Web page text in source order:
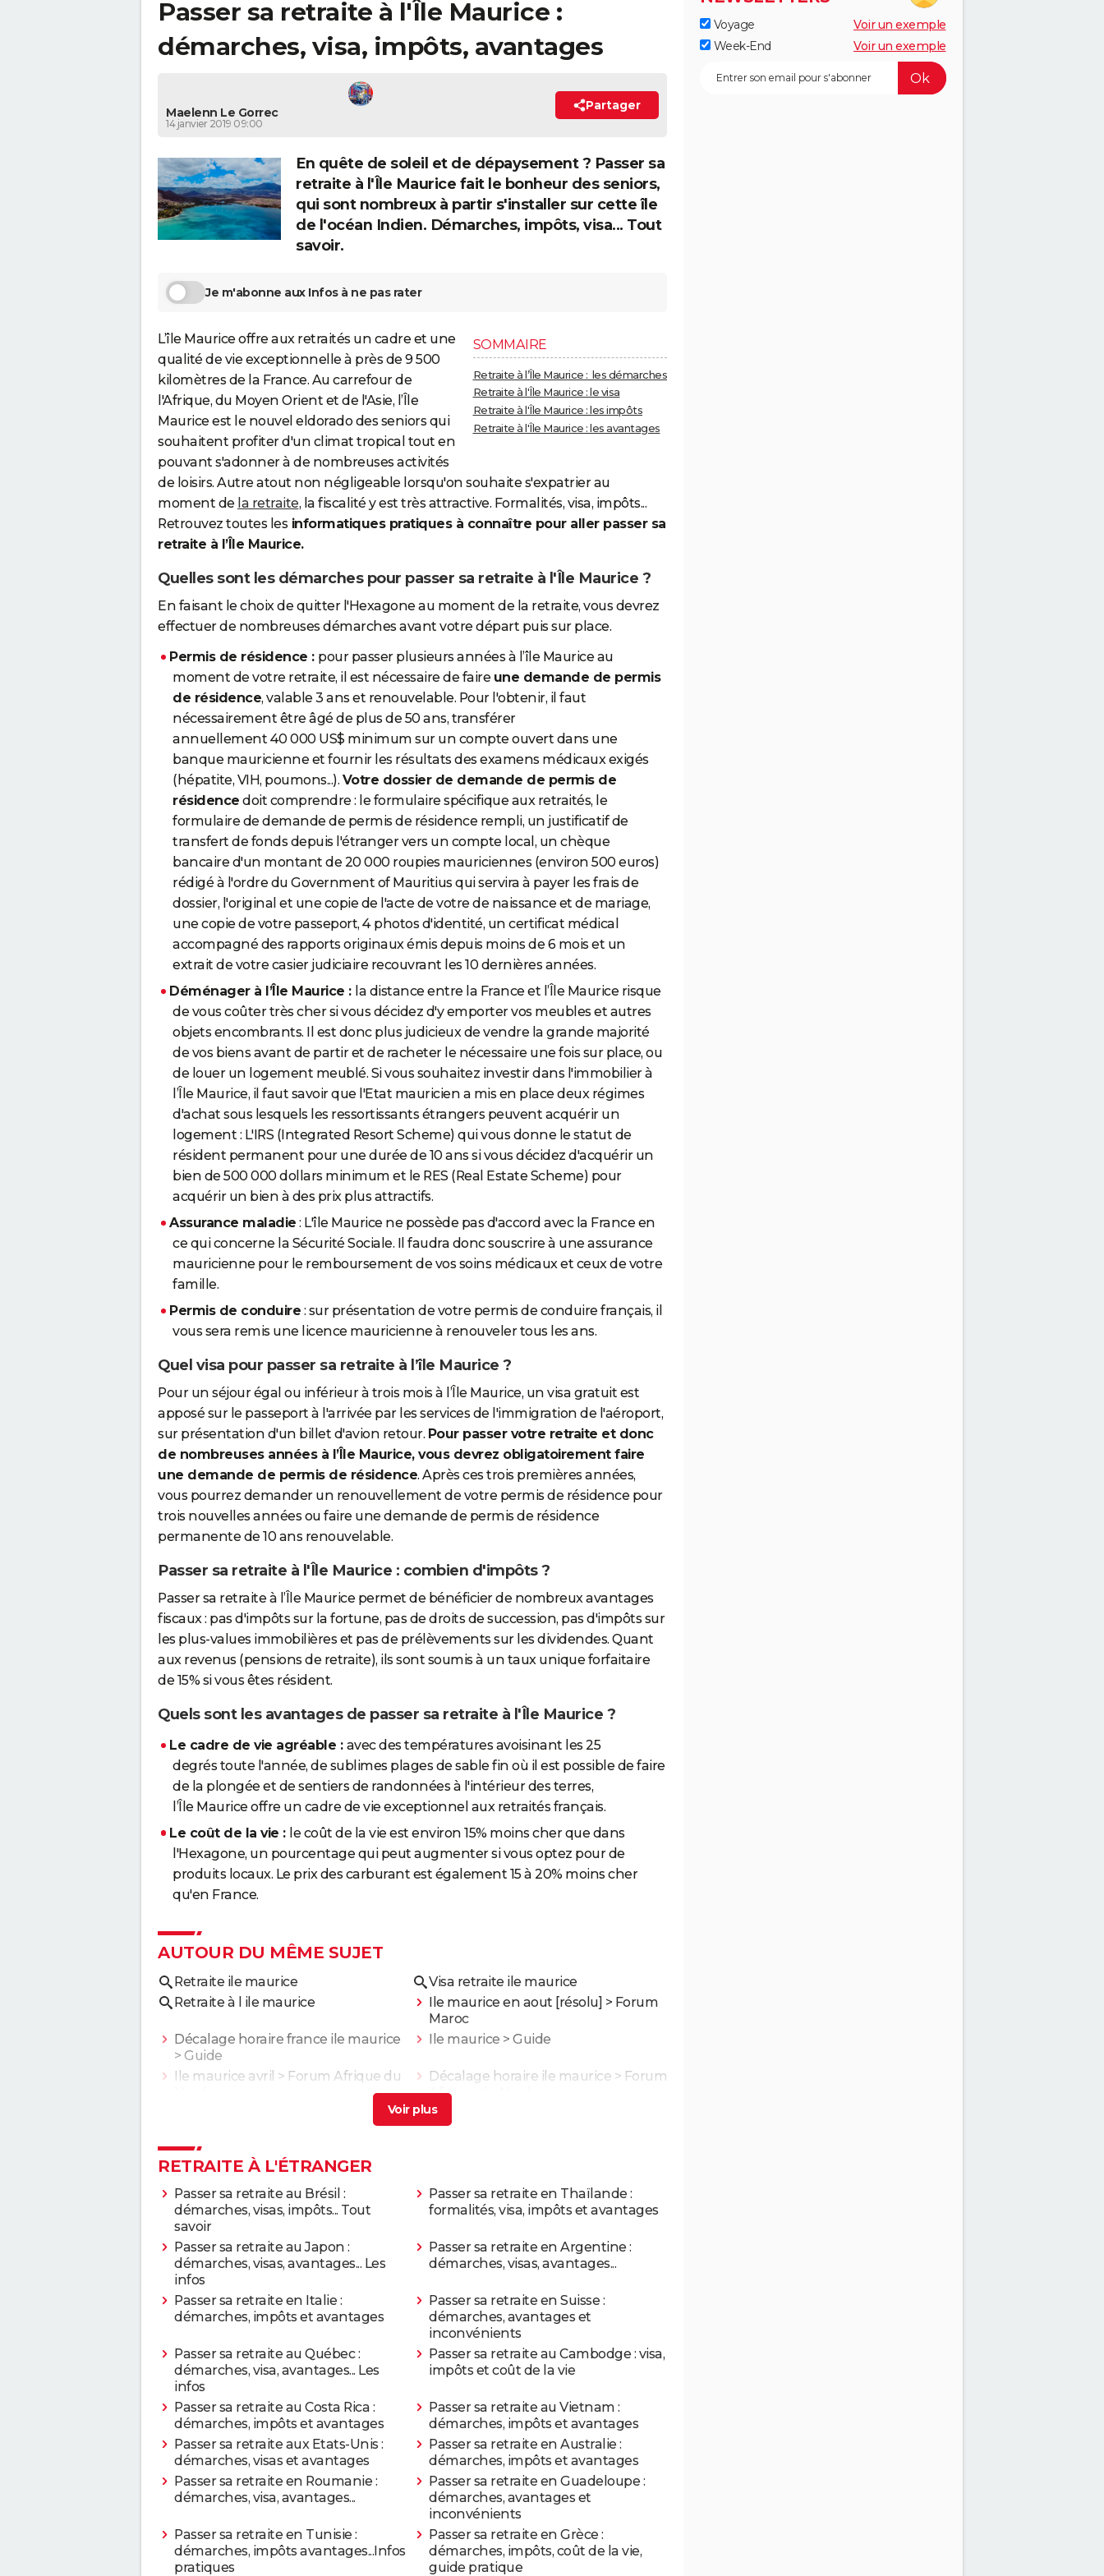
Passer sa retraite à l'Île Maurice :
démarches, visa, impôts, avantages
Maelenn Le Gorrec
14 janvier 2019 09:00
Partager
En quête de soleil et de dépaysement ? Passer sa
retraite à l'Île Maurice fait le bonheur des seniors,
qui sont nombreux à partir s'installer sur cette île
de l'océan Indien. Démarches, impôts, visa... Tout
savoir.
Je m'abonne aux Infos à ne pas rater
SOMMAIRE
Retraite à l’Île Maurice : les démarches
Retraite à l'Île Maurice : le visa
Retraite à l'Île Maurice : les impôts
Retraite à l'Île Maurice : les avantages
L’île Maurice offre aux retraités un cadre et une
qualité de vie exceptionnelle à près de 9 500
kilomètres de la France. Au carrefour de
l'Afrique, du Moyen Orient et de l'Asie, l’Île
Maurice est le nouvel eldorado des seniors qui
souhaitent profiter d'un climat tropical tout en
pouvant s'adonner à de nombreuses activités
de loisirs. Autre atout non négligeable lorsqu'on souhaite s'expatrier au
moment de la retraite, la fiscalité y est très attractive. Formalités, visa, impôts...
Retrouvez toutes lesinformatiques pratiques à connaître pour aller passer sa
retraite à l’Île Maurice.
Quelles sont les démarches pour passer sa retraite à l'Île Maurice ?
En faisant le choix de quitter l'Hexagone au moment de la retraite, vous devrez
effectuer de nombreuses démarches avant votre départ puis sur place.
Permis de résidence : pour passer plusieurs années à l’île Maurice au
moment de votre retraite, il est nécessaire de faire une demande de permis
de résidence, valable 3 ans et renouvelable. Pour l'obtenir, il faut
nécessairement être âgé de plus de 50 ans, transférer
annuellement 40 000 US$ minimum sur un compte ouvert dans une
banque mauricienne et fournir les résultats des examens médicaux exigés
(hépatite, VIH, poumons...). Votre dossier de demande de permis de
résidence doit comprendre : le formulaire spécifique aux retraités, le
formulaire de demande de permis de résidence rempli, un justificatif de
transfert de fonds depuis l'étranger vers un compte local, un chèque
bancaire d'un montant de 20 000 roupies mauriciennes (environ 500 euros)
rédigé à l'ordre du Government of Mauritius qui servira à payer les frais de
dossier, l'original et une copie de l'acte de votre de naissance et de mariage,
une copie de votre passeport, 4 photos d'identité, un certificat médical
accompagné des rapports originaux émis depuis moins de 6 mois et un
extrait de votre casier judiciaire recouvrant les 10 dernières années.
Déménager à l’Île Maurice : la distance entre la France et l’Île Maurice risque
de vous coûter très cher si vous décidez d'y emporter vos meubles et autres
objets encombrants. Il est donc plus judicieux de vendre la grande majorité
de vos biens avant de partir et de racheter le nécessaire une fois sur place, ou
de louer un logement meublé. Si vous souhaitez investir dans l'immobilier à
l’Île Maurice, il faut savoir que l'Etat mauricien a mis en place deux régimes
d'achat sous lesquels les ressortissants étrangers peuvent acquérir un
logement : L'IRS (Integrated Resort Scheme) qui vous donne le statut de
résident permanent pour une durée de 10 ans si vous décidez d'acquérir un
bien de 500 000 dollars minimum et le RES (Real Estate Scheme) pour
acquérir un bien à des prix plus attractifs.
Assurance maladie : L'île Maurice ne possède pas d'accord avec la France en
ce qui concerne la Sécurité Sociale. Il faudra donc souscrire à une assurance
mauricienne pour le remboursement de vos soins médicaux et ceux de votre
famille.
Permis de conduire : sur présentation de votre permis de conduire français, il
vous sera remis une licence mauricienne à renouveler tous les ans.
Quel visa pour passer sa retraite à l’île Maurice ?
Pour un séjour égal ou inférieur à trois mois à l’Île Maurice, un visa gratuit est
apposé sur le passeport à l'arrivée par les services de l'immigration de l'aéroport,
sur présentation d'un billet d'avion retour. Pour passer votre retraite et donc
de nombreuses années à l’Île Maurice, vous devrez obligatoirement faire
une demande de permis de résidence. Après ces trois premières années,
vous pourrez demander un renouvellement de votre permis de résidence pour
trois nouvelles années ou faire une demande de permis de résidence
permanente de 10 ans renouvelable.
Passer sa retraite à l'Île Maurice : combien d'impôts ?
Passer sa retraite à l’Île Maurice permet de bénéficier de nombreux avantages
fiscaux : pas d'impôts sur la fortune, pas de droits de succession, pas d'impôts sur
les plus-values immobilières et pas de prélèvements sur les dividendes. Quant
aux revenus (pensions de retraite), ils sont soumis à un taux unique forfaitaire
de 15% si vous êtes résident.
Quels sont les avantages de passer sa retraite à l'Île Maurice ?
Le cadre de vie agréable : avec des températures avoisinant les 25
degrés toute l'année, de sublimes plages de sable fin où il est possible de faire
de la plongée et de sentiers de randonnées à l'intérieur des terres,
l’Île Maurice offre un cadre de vie exceptionnel aux retraités français.
Le coût de la vie : le coût de la vie est environ 15% moins cher que dans
l'Hexagone, un pourcentage qui peut augmenter si vous optez pour de
produits locaux. Le prix des carburant est également 15 à 20% moins cher
qu'en France.
AUTOUR DU MÊME SUJET
Retraite ile maurice
Visa retraite ile maurice
Retraite à l ile maurice
Ile maurice en aout [résolu] > Forum
Maroc
Décalage horaire france ile maurice
> Guide
Ile maurice > Guide
Ile maurice avril > Forum Afrique du
Décalage horaire ile maurice > Forum
Afrique du Nord
RETRAITE À L'ÉTRANGER
Passer sa retraite au Brésil :
démarches, visas, impôts... Tout
savoir
Passer sa retraite en Thaïlande :
formalités, visa, impôts et avantages
Passer sa retraite au Japon :
démarches, visas, avantages... Les
infos
Passer sa retraite en Argentine :
démarches, visas, avantages...
Passer sa retraite en Italie :
démarches, impôts et avantages
Passer sa retraite en Suisse :
démarches, avantages et
inconvénients
Passer sa retraite au Québec :
démarches, visa, avantages... Les
infos
Passer sa retraite au Cambodge : visa,
impôts et coût de la vie
Passer sa retraite au Costa Rica :
démarches, impôts et avantages
Passer sa retraite au Vietnam :
démarches, impôts et avantages
Passer sa retraite aux Etats-Unis :
démarches, visas et avantages
Passer sa retraite en Australie :
démarches, impôts et avantages
Passer sa retraite en Roumanie :
démarches, visa, avantages...
Passer sa retraite en Guadeloupe :
démarches, avantages et
inconvénients
Passer sa retraite en Tunisie :
démarches, impôts avantages...Infos
pratiques
Passer sa retraite en Grèce :
démarches, impôts, coût de la vie,
guide pratique
Voyage
Voir un exemple
Week-End
Voir un exemple